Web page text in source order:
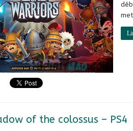
of the colossus – PS4